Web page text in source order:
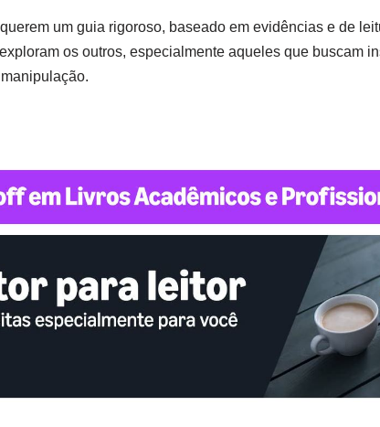
um guia rigoroso, baseado em evidências e de
os outros, especialmente aqueles que buscam